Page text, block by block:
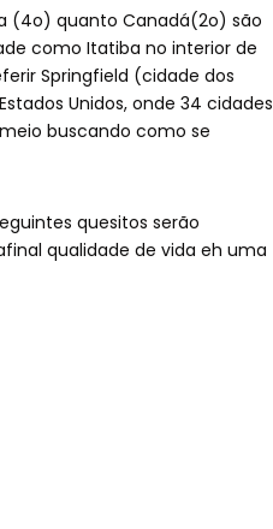
(4o) quanto Canadá(2o) são
como Itatiba no interior de
Springfield (cidade dos
Unidos, onde 34 cidades
buscando como se
quesitos serão
qualidade de vida eh uma